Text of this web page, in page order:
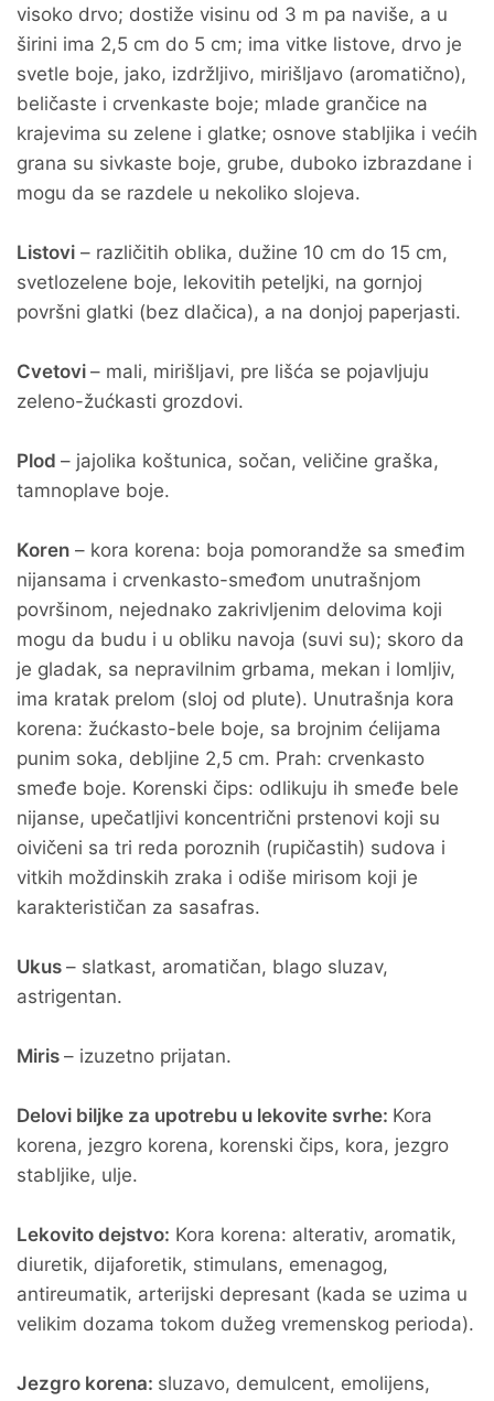
visoko drvo; dostiže visinu od 3 m pa naviše, a u
širini ima 2,5 cm do 5 cm; ima vitke listove, drvo je
svetle boje, jako, izdržljivo, mirišljavo (aromatično),
beličaste i crvenkaste boje; mlade grančice na
krajevima su zelene i glatke; osnove stabljika i većih
grana su sivkaste boje, grube, duboko izbrazdane i
mogu da se razdele u nekoliko slojeva.
Listovi – različitih oblika, dužine 10 cm do 15 cm,
svetlozelene boje, lekovitih peteljki, na gornjoj
površni glatki (bez dlačica), a na donjoj paperjasti.
Cvetovi – mali, mirišljavi, pre lišća se pojavljuju
zeleno-žućkasti grozdovi.
Plod – jajolika koštunica, sočan, veličine graška,
tamnoplave boje.
Koren – kora korena: boja pomorandže sa smeđim
nijansama i crvenkasto-smeđom unutrašnjom
površinom, nejednako zakrivljenim delovima koji
mogu da budu i u obliku navoja (suvi su); skoro da
je gladak, sa nepravilnim grbama, mekan i lomljiv,
ima kratak prelom (sloj od plute). Unutrašnja kora
korena: žućkasto-bele boje, sa brojnim ćelijama
punim soka, debljine 2,5 cm. Prah: crvenkasto
smeđe boje. Korenski čips: odlikuju ih smeđe bele
nijanse, upečatljivi koncentrični prstenovi koji su
oivičeni sa tri reda poroznih (rupičastih) sudova i
vitkih moždinskih zraka i odiše mirisom koji je
karakterističan za sasafras.
Ukus – slatkast, aromatičan, blago sluzav,
astrigentan.
Miris – izuzetno prijatan.
Delovi biljke za upotrebu u lekovite svrhe: Kora
korena, jezgro korena, korenski čips, kora, jezgro
stabljike, ulje.
Lekovito dejstvo: Kora korena: alterativ, aromatik,
diuretik, dijaforetik, stimulans, emenagog,
antireumatik, arterijski depresant (kada se uzima u
velikim dozama tokom dužeg vremenskog perioda).
Jezgro korena: sluzavo, demulcent, emolijens,